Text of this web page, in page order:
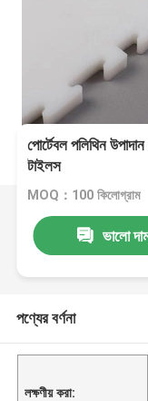
পোর্টেবল পলিথিন
টাইলস
MOQ：100 কিলোগ্রাম
ভালো
পণ্যের বর্ণনা
লক্ষণীয় করা: